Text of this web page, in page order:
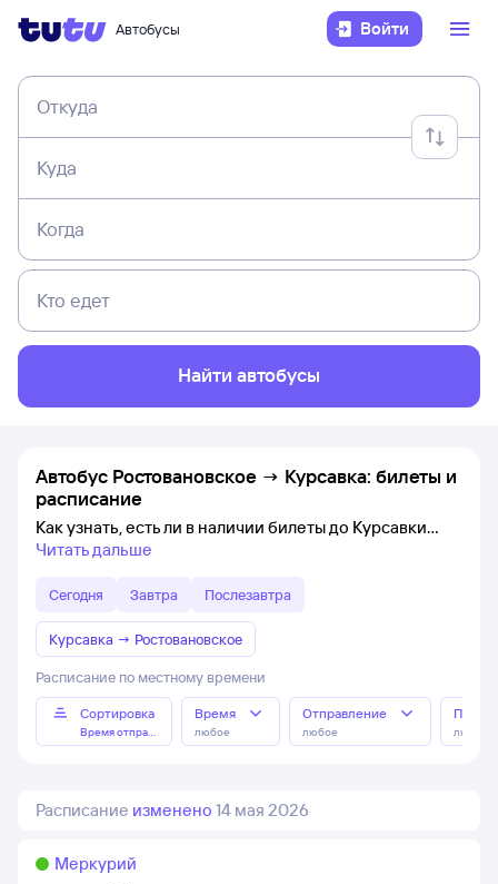
Автобусы Войти
Откуда
Куда
Когда
Кто едет
Найти автобусы
Автобус Ростовановское → Курсавка: билеты и
расписание
Как узнать, есть ли в наличии билеты до Курсавки
Читать дальше
Сегодня Завтра Послезавтра
Курсавка → Ростовановское
Расписание по местному времени
Сортировка
Время отправления
Время
любое
Отправление
любое любое
Расписание изменено 14 мая 2026
Меркурий